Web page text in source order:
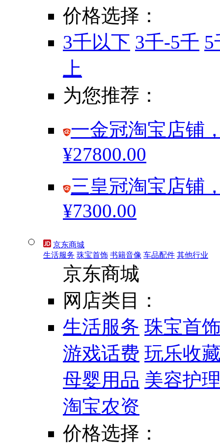
价格选择：
3千以下 3千-5千 5
上
为您推荐：
一金冠淘宝店铺
¥27800.00
三皇冠淘宝店铺
¥7300.00
京东商城
生活服务 珠宝首饰 书籍音像 车品配件 其他行业
京东商城
网店类目：
生活服务 珠宝首
游戏话费 玩乐收
母婴用品 美容护
淘宝农资
价格选择：